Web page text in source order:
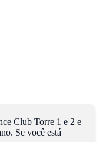
Club Torre 1 e 2 e
Se você está